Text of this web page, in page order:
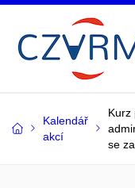
Kalendář
akcí
Kurz
se